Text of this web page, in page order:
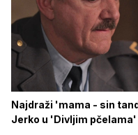
Najdraži 'mama - sin
Jerko u 'Divljim